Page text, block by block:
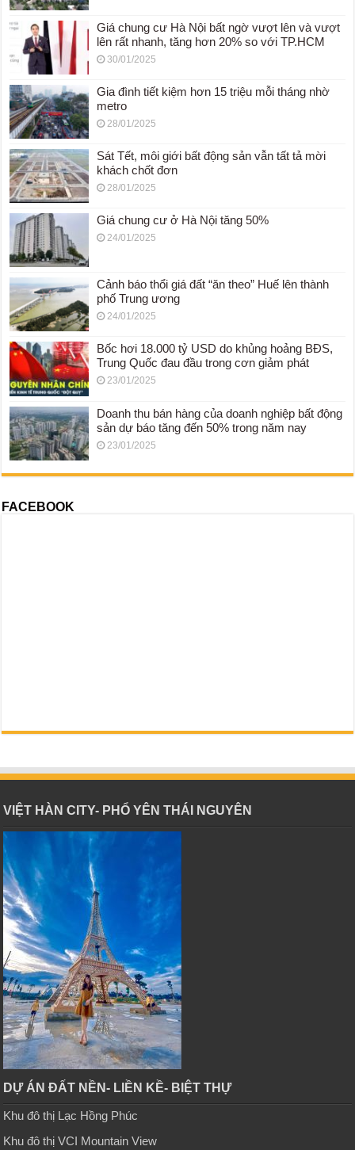
Giá chung cư Hà Nội bất ngờ vượt lên và vượt
lên rất nhanh, tăng hơn 20% so với TP.HCM
30/01/2025
Gia đình tiết kiệm hơn 15 triệu mỗi tháng nhờ
metro
28/01/2025
Sát Tết, môi giới bất động sản vẫn tất tả mời
khách chốt đơn
28/01/2025
Giá chung cư ở Hà Nội tăng 50%
24/01/2025
Cảnh báo thổi giá đất “ăn theo” Huế lên thành
phố Trung ương
24/01/2025
Bốc hơi 18.000 tỷ USD do khủng hoảng BĐS,
Trung Quốc đau đầu trong cơn giảm phát
23/01/2025
Doanh thu bán hàng của doanh nghiệp bất động
sản dự báo tăng đến 50% trong năm nay
23/01/2025
FACEBOOK
VIỆT HÀN CITY- PHỔ YÊN THÁI NGUYÊN
DỰ ÁN ĐẤT NỀN- LIỀN KỀ- BIỆT THỰ
Khu đô thị Lạc Hồng Phúc
Khu đô thị VCI Mountain View